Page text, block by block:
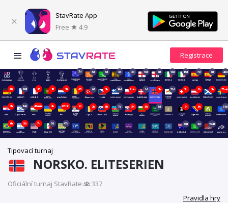
StavRate App
Free
4.9
3d 3d 3d 3d 3d 13d 6d 14d 13d 7d 6d 20d
5h 13d 6h 1h 1h 3h 6d 2h 14d 2min 1d 1h 21d 3h 2h 1h
2h 14d 47min 2h 47min 2h 2h 5h 7d 3h 3h 5d 9h 6h 39d
6h 5h 7h 7d 47d 68d 4d 152d
Tipovací turnaj
NORSKO. ELITESERIEN
Oficiální turnaj StavRate·
337
Pravidla hry